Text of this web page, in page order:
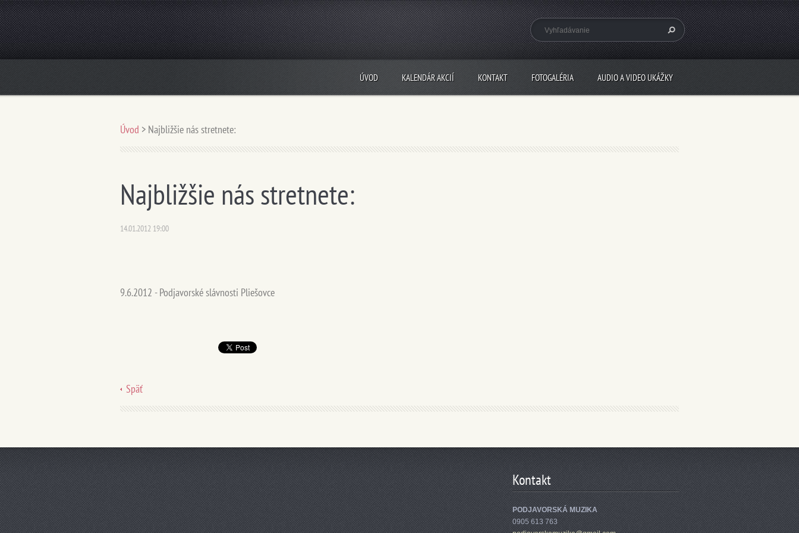
ÚVOD KALENDÁR AKCIÍ KONTAKT FOTOGALÉRIA AUDIO A VIDEO UKÁŽKY
Úvod > Najbližšie nás stretnete:
Najbližšie nás stretnete:
14.01.2012 19:00
9.6.2012 - Podjavorské slávnosti Pliešovce
Späť
Kontakt
PODJAVORSKÁ MUZIKA
0905 613 763